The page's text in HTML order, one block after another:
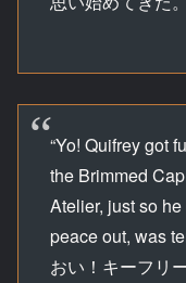
“Yo! Quifrey got
the Brimmed
Atelier, just so
peace out, was
おい！キーフリ